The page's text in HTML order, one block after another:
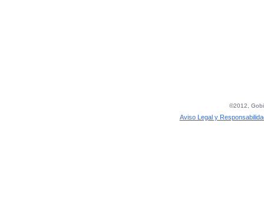
©2012,
Aviso Legal y